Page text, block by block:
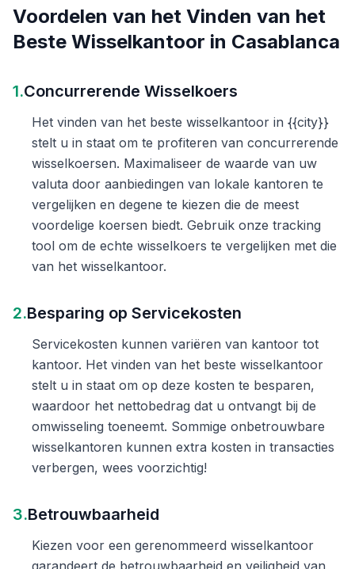
Voordelen van het Vinden van het
Beste Wisselkantoor in Casablanca
1.Concurrerende Wisselkoers
Het vinden van het beste wisselkantoor in {{city}}
stelt u in staat om te profiteren van concurrerende
wisselkoersen. Maximaliseer de waarde van uw
valuta door aanbiedingen van lokale kantoren te
vergelijken en degene te kiezen die de meest
voordelige koersen biedt. Gebruik onze tracking
tool om de echte wisselkoers te vergelijken met die
van het wisselkantoor.
2.Besparing op Servicekosten
Servicekosten kunnen variëren van kantoor tot
kantoor. Het vinden van het beste wisselkantoor
stelt u in staat om op deze kosten te besparen,
waardoor het nettobedrag dat u ontvangt bij de
omwisseling toeneemt. Sommige onbetrouwbare
wisselkantoren kunnen extra kosten in transacties
verbergen, wees voorzichtig!
3.Betrouwbaarheid
Kiezen voor een gerenommeerd wisselkantoor
garandeert de betrouwbaarheid en veiligheid van